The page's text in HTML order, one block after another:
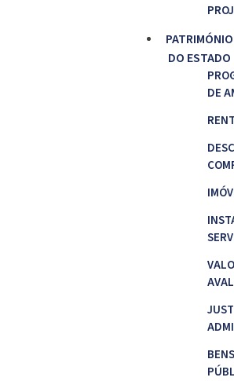
PATRIMÓNIO
DO ESTADO
DE